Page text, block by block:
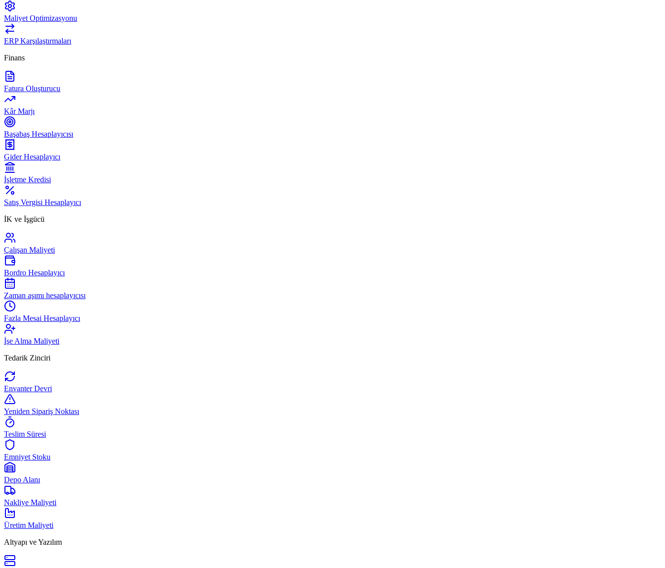
Maliyet Optimizasyonu
ERP Karşılaştırmaları
Finans
Fatura Oluşturucu
Kâr Marjı
Başabaş Hesaplayıcısı
Gider Hesaplayıcı
İşletme Kredisi
Satış Vergisi Hesaplayıcı
İK ve İşgücü
Çalışan Maliyeti
Bordro Hesaplayıcı
Zaman aşımı hesaplayıcısı
Fazla Mesai Hesaplayıcı
İşe Alma Maliyeti
Tedarik Zinciri
Envanter Devri
Yeniden Sipariş Noktası
Teslim Süresi
Emniyet Stoku
Depo Alanı
Nakliye Maliyeti
Üretim Maliyeti
Altyapı ve Yazılım